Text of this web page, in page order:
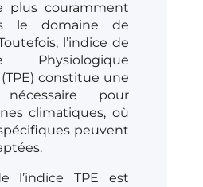
plus couramment
le domaine de
l’indice de
Physiologique
constitue une
nécessaire pour
climatiques, où
peuvent
l’indice TPE est